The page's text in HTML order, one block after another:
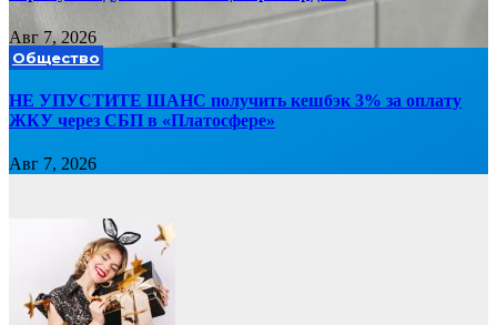
Авг 7, 2026
Общество
НЕ УПУСТИТЕ ШАНС получить кешбэк 3% за оплату
ЖКУ через СБП в «Платосфере»
Авг 7, 2026